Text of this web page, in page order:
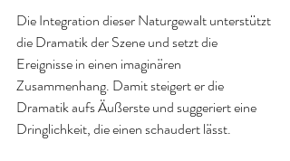
Die Integration dieser Naturgewalt unterstützt
die Dramatik der Szene und setzt die
Ereignisse in einen imaginären
Zusammenhang. Damit steigert er die
Dramatik aufs Äußerste und suggeriert eine
Dringlichkeit, die einen schaudert lässt.